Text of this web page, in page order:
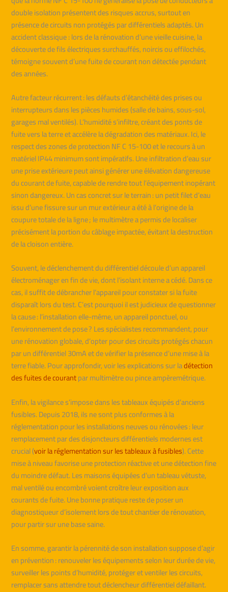
double isolation présentent des risques accrus, surtout en
présence de circuits non protégés par différentiels adaptés. Un
accident classique : lors de la rénovation d’une vieille cuisine, la
découverte de fils électriques surchauffés, noircis ou effilochés,
témoigne souvent d’une fuite de courant non détectée pendant
des années.
Autre facteur récurrent : les défauts d’étanchéité des prises ou
interrupteurs dans les pièces humides (salle de bains, sous-sol,
garages mal ventilés). L’humidité s’infiltre, créant des ponts de
fuite vers la terre et accélère la dégradation des matériaux. Ici, le
respect des zones de protection NF C 15-100 et le recours à un
matériel IP44 minimum sont impératifs. Une infiltration d’eau sur
une prise extérieure peut ainsi générer une élévation dangereuse
du courant de fuite, capable de rendre tout l’équipement inopérant
sinon dangereux. Un cas concret sur le terrain : un petit filet d’eau
issu d’une fissure sur un mur extérieur a été à l’origine de la
coupure totale de la ligne ; le multimètre a permis de localiser
précisément la portion du câblage impactée, évitant la destruction
de la cloison entière.
Souvent, le déclenchement du différentiel découle d’un appareil
électroménager en fin de vie, dont l’isolant interne a cédé. Dans ce
cas, il suffit de débrancher l’appareil pour constater si la fuite
disparaît lors du test. C’est pourquoi il est judicieux de questionner
la cause : l’installation elle-même, un appareil ponctuel, ou
l’environnement de pose ? Les spécialistes recommandent, pour
une rénovation globale, d’opter pour des circuits protégés chacun
par un différentiel 30mA et de vérifier la présence d’une mise à la
terre fiable. Pour approfondir, voir les explications sur ladétection
des fuites de courantpar multimètre ou pince ampèremétrique.
Enfin, la vigilance s’impose dans les tableaux équipés d’anciens
fusibles. Depuis 2018, ils ne sont plus conformes à la
réglementation pour les installations neuves ou rénovées : leur
remplacement par des disjoncteurs différentiels modernes est
crucial (voir la réglementation sur les tableaux à fusibles). Cette
mise à niveau favorise une protection réactive et une détection fine
du moindre défaut. Les maisons équipées d’un tableau vétuste,
mal ventilé ou encombré voient croître leur exposition aux
courants de fuite. Une bonne pratique reste de poser un
diagnostiqueur d’isolement lors de tout chantier de rénovation,
pour partir sur une base saine.
En somme, garantir la pérennité de son installation suppose d’agir
en prévention : renouveler les équipements selon leur durée de vie,
surveiller les points d’humidité, protéger et ventiler les circuits,
remplacer sans attendre tout déclencheur différentiel défaillant.